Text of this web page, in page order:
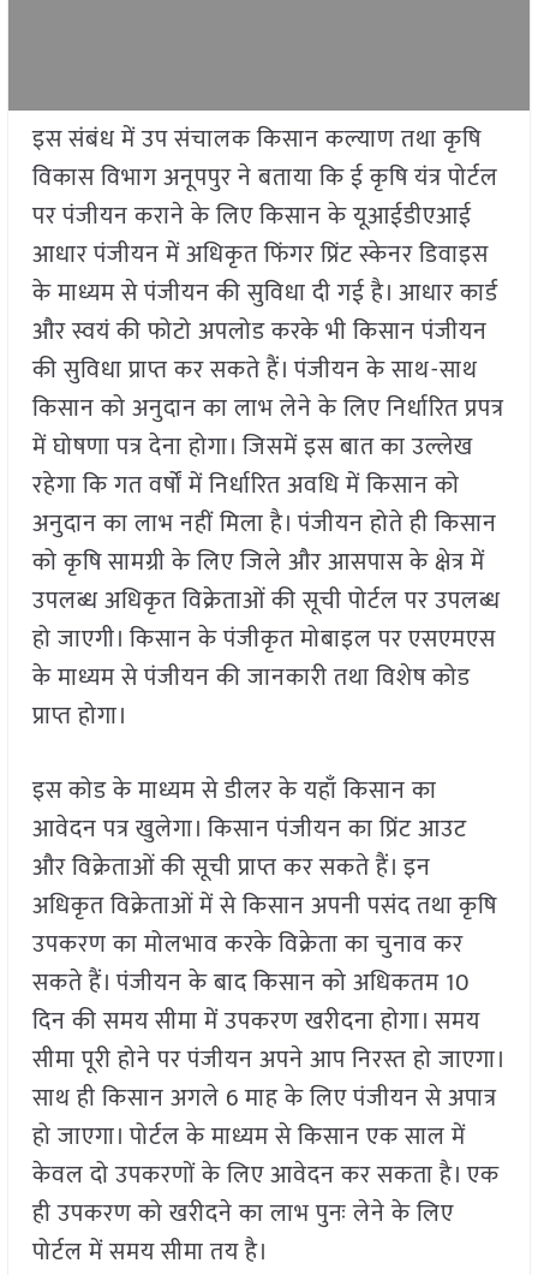
इस संबंध में उप संचालक किसान कल्याण तथा कृषि
विकास विभाग अनूपपुर ने बताया कि ई कृषि यंत्र पोर्टल
पर पंजीयन कराने के लिए किसान के यूआईडीएआई
आधार पंजीयन में अधिकृत फिंगर प्रिंट स्केनर डिवाइस
के माध्यम से पंजीयन की सुविधा दी गई है। आधार कार्ड
और स्वयं की फोटो अपलोड करके भी किसान पंजीयन
की सुविधा प्राप्त कर सकते हैं। पंजीयन के साथ-साथ
किसान को अनुदान का लाभ लेने के लिए निर्धारित प्रपत्र
में घोषणा पत्र देना होगा। जिसमें इस बात का उल्लेख
रहेगा कि गत वर्षों में निर्धारित अवधि में किसान को
अनुदान का लाभ नहीं मिला है। पंजीयन होते ही किसान
को कृषि सामग्री के लिए जिले और आसपास के क्षेत्र में
उपलब्ध अधिकृत विक्रेताओं की सूची पोर्टल पर उपलब्ध
हो जाएगी। किसान के पंजीकृत मोबाइल पर एसएमएस
के माध्यम से पंजीयन की जानकारी तथा विशेष कोड
प्राप्त होगा।
इस कोड के माध्यम से डीलर के यहाँ किसान का
आवेदन पत्र खुलेगा। किसान पंजीयन का प्रिंट आउट
और विक्रेताओं की सूची प्राप्त कर सकते हैं। इन
अधिकृत विक्रेताओं में से किसान अपनी पसंद तथा कृषि
उपकरण का मोलभाव करके विक्रेता का चुनाव कर
सकते हैं। पंजीयन के बाद किसान को अधिकतम 10
दिन की समय सीमा में उपकरण खरीदना होगा। समय
सीमा पूरी होने पर पंजीयन अपने आप निरस्त हो जाएगा।
साथ ही किसान अगले 6 माह के लिए पंजीयन से अपात्र
हो जाएगा। पोर्टल के माध्यम से किसान एक साल में
केवल दो उपकरणों के लिए आवेदन कर सकता है। एक
ही उपकरण को खरीदने का लाभ पुनः लेने के लिए
पोर्टल में समय सीमा तय है।